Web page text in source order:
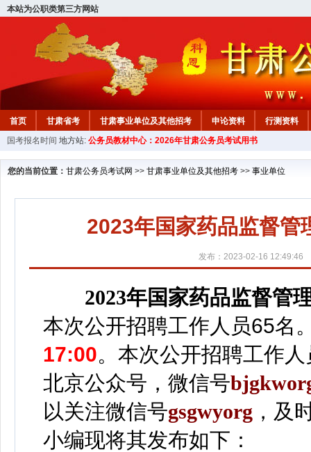
本站为公职类第三方网站
首页 甘肃省考 甘肃事业单位及其他招考 申论资料
行测资料
国考报名时间 地方站: 公务员教材中心：2026年甘肃公务员考试用书
您的当前位置： 甘肃公务员考试网 >> 甘肃事业单位及其他招考 >> 事业单位
2023年国家药品监督管
发布：2023-02-16 12:49:46
2023年国家药品监督管
本次公开招聘工作人员65名
17:00。 本次公开招聘工作人
北京公众号，微信号
以关注微信号gsgwyorg ， 及
小编现将其发布如下：